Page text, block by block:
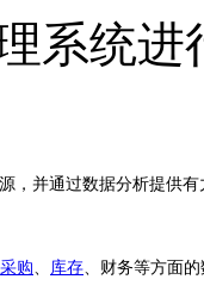
系统
，并通过数据分析提供
采购、 库存、财务等方面的